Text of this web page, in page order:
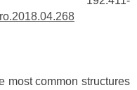
most common structures